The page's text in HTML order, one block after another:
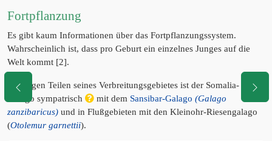
Fortpflanzung
Es gibt kaum Informationen über das Fortpflanzungssystem.
Wahrscheinlich ist, dass pro Geburt ein einzelnes Junges auf die
Welt kommt [2].
In einigen Teilen seines Verbreitungsgebietes ist der Somalia-
Galago sympatrisch
mit dem Sansibar-Galago (Galago
zanzibaricus) und in Flußgebieten mit den Kleinohr-Riesengalago
(Otolemur garnettii).